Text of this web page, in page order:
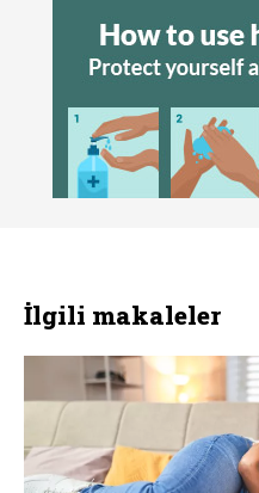
İlgili makaleler